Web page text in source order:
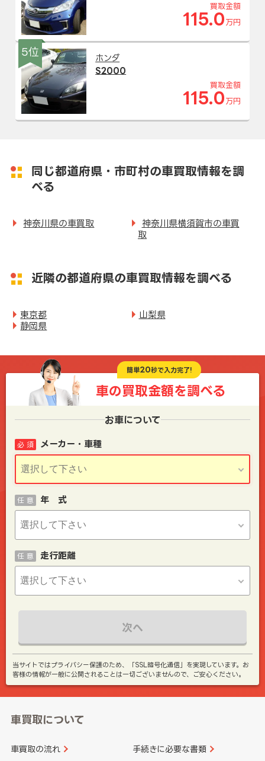
買取金額
115.0 万円
5位
ホンダ
S2000
買取金額
115.0 万円
同じ都道府県・市町村の車買取情報を調
べる
神奈川県の車買取
神奈川県横須賀市の車買
取
近隣の都道府県の車買取情報を調べる
東京都
山梨県
静岡県
簡単20秒で入力完了!
車の買取金額を調べる
お車について
メーカー・車種
必 須
年 式
任 意
走行距離
任 意
次へ
当サイトではプライバシー保護のため、「SSL暗号化通信」を実現しています。お
客様の情報が一般に公開されることは一切ございませんので、ご安心ください。
車買取について
車買取の流れ 手続きに必要な書類